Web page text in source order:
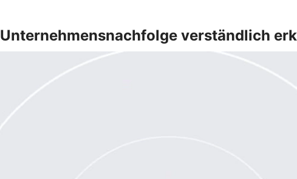
Unternehmensnachfolge verständlich